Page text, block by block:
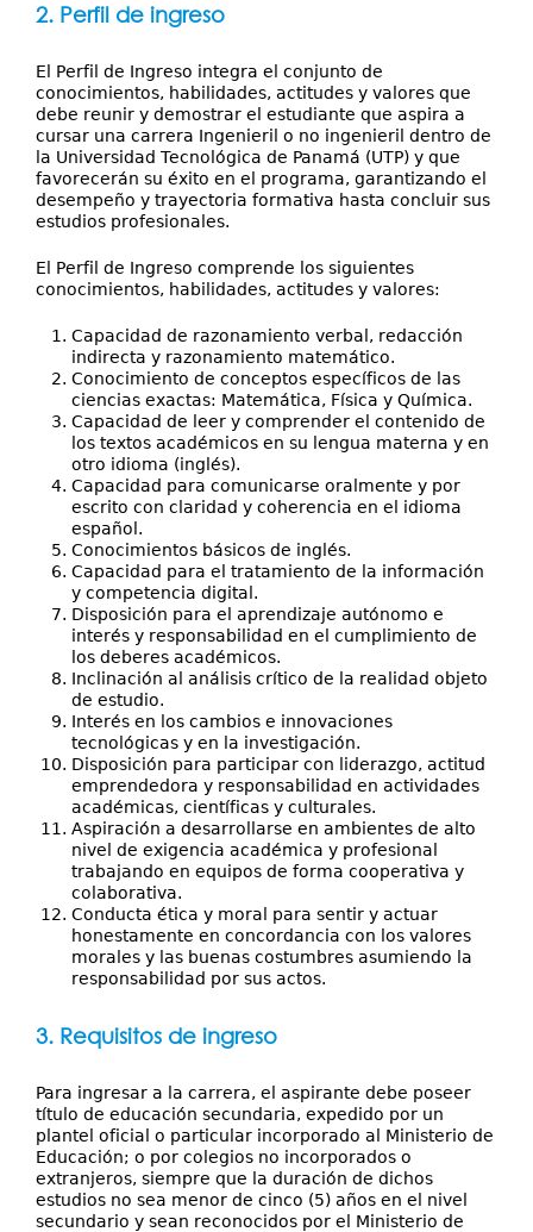
2. Perfil de ingreso
El Perfil de Ingreso integra el conjunto de
conocimientos, habilidades, actitudes y valores que
debe reunir y demostrar el estudiante que aspira a
cursar una carrera Ingenieril o no ingenieril dentro de
la Universidad Tecnológica de Panamá (UTP) y que
favorecerán su éxito en el programa, garantizando el
desempeño y trayectoria formativa hasta concluir sus
estudios profesionales.
El Perfil de Ingreso comprende los siguientes
conocimientos, habilidades, actitudes y valores:
Capacidad de razonamiento verbal, redacción
indirecta y razonamiento matemático.
Conocimiento de conceptos específicos de las
ciencias exactas: Matemática, Física y Química.
Capacidad de leer y comprender el contenido de
los textos académicos en su lengua materna y en
otro idioma (inglés).
Capacidad para comunicarse oralmente y por
escrito con claridad y coherencia en el idioma
español.
Conocimientos básicos de inglés.
Capacidad para el tratamiento de la información
y competencia digital.
Disposición para el aprendizaje autónomo e
interés y responsabilidad en el cumplimiento de
los deberes académicos.
Inclinación al análisis crítico de la realidad objeto
de estudio.
Interés en los cambios e innovaciones
tecnológicas y en la investigación.
Disposición para participar con liderazgo, actitud
emprendedora y responsabilidad en actividades
académicas, científicas y culturales.
Aspiración a desarrollarse en ambientes de alto
nivel de exigencia académica y profesional
trabajando en equipos de forma cooperativa y
colaborativa.
Conducta ética y moral para sentir y actuar
honestamente en concordancia con los valores
morales y las buenas costumbres asumiendo la
responsabilidad por sus actos.
3. Requisitos de ingreso
Para ingresar a la carrera, el aspirante debe poseer
título de educación secundaria, expedido por un
plantel oficial o particular incorporado al Ministerio de
Educación; o por colegios no incorporados o
extranjeros, siempre que la duración de dichos
estudios no sea menor de cinco (5) años en el nivel
secundario y sean reconocidos por el Ministerio de